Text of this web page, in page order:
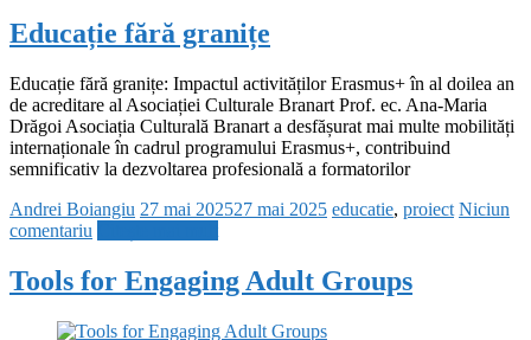
Educație fără granițe
Educație fără granițe: Impactul activităților Erasmus+ în al doilea an
de acreditare al Asociației Culturale Branart Prof. ec. Ana-Maria
Drăgoi Asociația Culturală Branart a desfășurat mai multe mobilități
internaționale în cadrul programului Erasmus+, contribuind
semnificativ la dezvoltarea profesională a formatorilor
Andrei Boiangiu 27 mai 202527 mai 2025 educatie, proiect Niciun
comentariu
Tools for Engaging Adult Groups